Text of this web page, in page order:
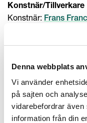
Denna webbplats
Vi använder
på sajten och
vidarebefordrar även
information från din
Konstnär/Tillverkare
Konstnär: Frans
attribution
Datering
Utförd: 1620-talet
Material / Teknik
Olja på ek